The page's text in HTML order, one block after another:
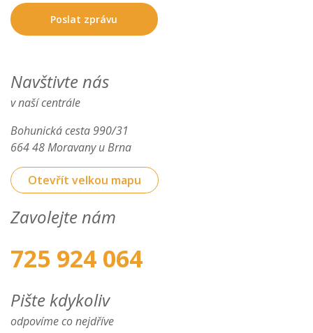
Navštivte nás
v naší centrále
Bohunická cesta 990/31
664 48 Moravany u Brna
Otevřít velkou mapu
Zavolejte nám
725 924 064
Pište kdykoliv
odpovíme co nejdříve